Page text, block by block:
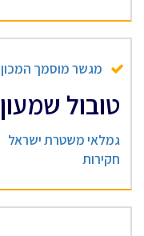
מגשר מוסמך המכון
טובול שמעון
גמלאי משטרת ישראל
חקירות